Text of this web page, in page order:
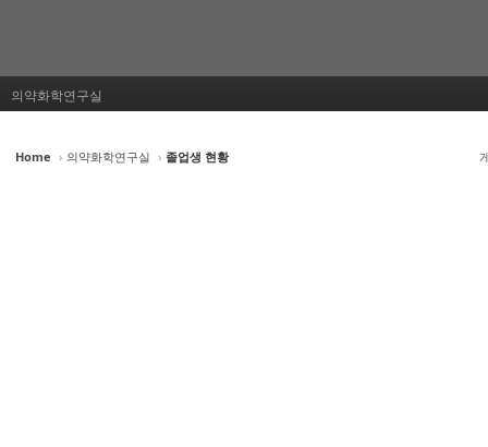
의약화학연구실
Home › 의약화학연구실 › 졸업생 현황